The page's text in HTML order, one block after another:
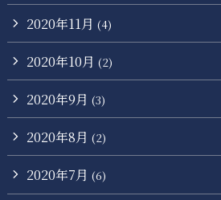
2020年11月 (4)
2020年10月 (2)
2020年9月 (3)
2020年8月 (2)
2020年7月 (6)